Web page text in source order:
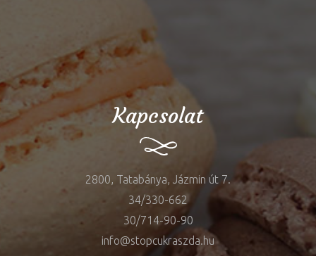
Kapcsolat
2800, Tatabánya, Jázmin út 7.
34/330-662
30/714-90-90
info@stopcukraszda.hu